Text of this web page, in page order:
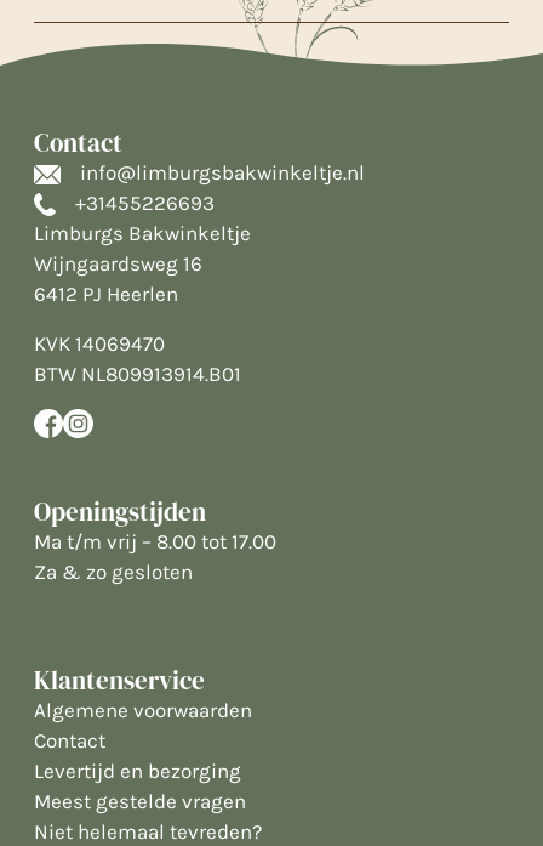
Contact
info@limburgsbakwinkeltje.nl
+31455226693
Limburgs Bakwinkeltje
Wijngaardsweg 16
6412 PJ Heerlen
KVK 14069470
BTW NL809913914.B01
Openingstijden
Ma t/m vrij – 8.00 tot 17.00
Za & zo gesloten
Klantenservice
Algemene voorwaarden
Contact
Levertijd en bezorging
Meest gestelde vragen
Niet helemaal tevreden?